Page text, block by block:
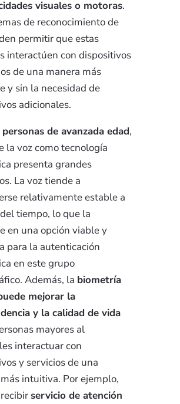
visuales o motoras.
de reconocimiento de
permitir que estas
interactúen con dispositivos
de una manera más
y sin la necesidad de
adicionales.
personas de avanzada edad,
la voz como tecnología
presenta grandes
La voz tiende a
relativamente estable a
tiempo, lo que la
en una opción viable y
para la autenticación
en este grupo
Además, la biometría
mejorar la
y la calidad de vida
mayores al
interactuar con
y servicios de una
intuitiva. Por ejemplo,
servicio de atención